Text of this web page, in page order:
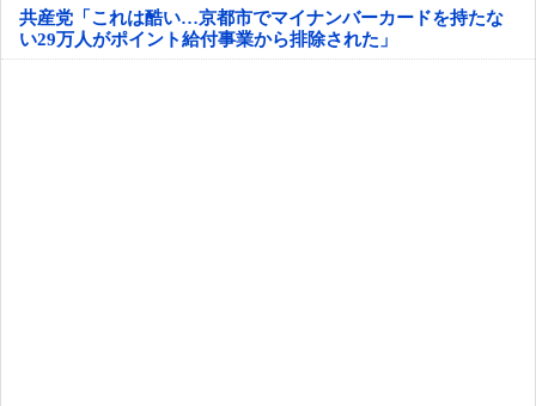
共産党「これは酷い…京都市でマイナンバーカードを持たな
い29万人がポイント給付事業から排除された」